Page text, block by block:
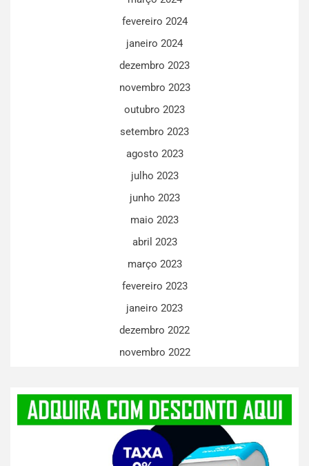
fevereiro 2024
janeiro 2024
dezembro 2023
novembro 2023
outubro 2023
setembro 2023
agosto 2023
julho 2023
junho 2023
maio 2023
abril 2023
março 2023
fevereiro 2023
janeiro 2023
dezembro 2022
novembro 2022